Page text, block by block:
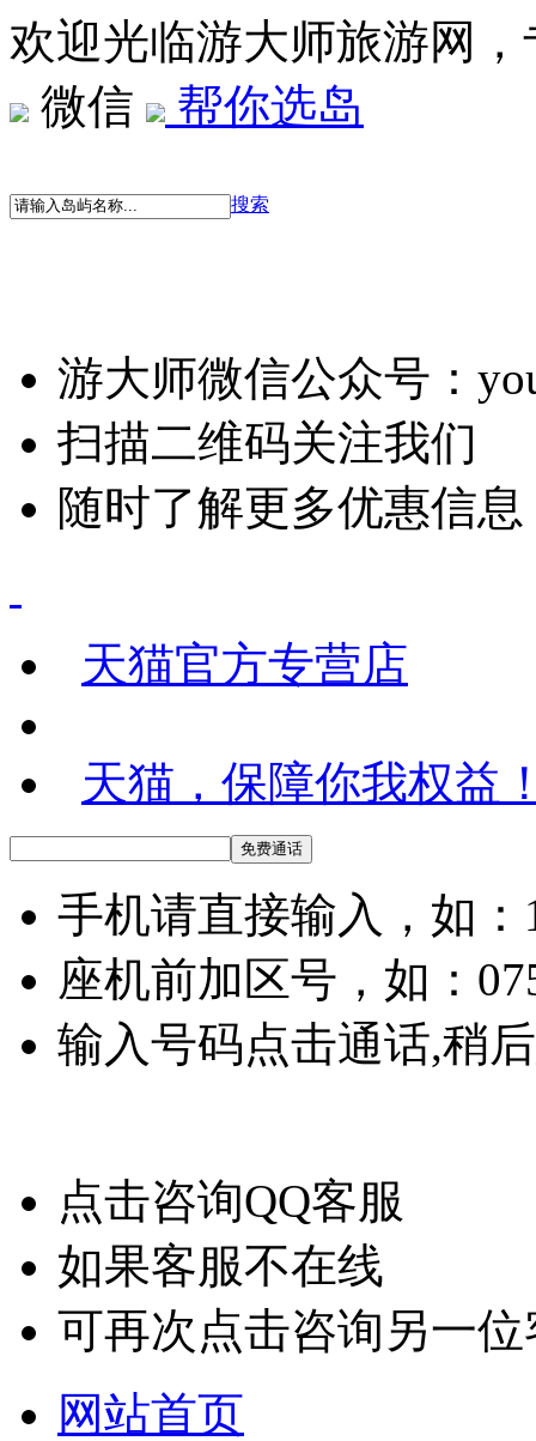
欢迎光临游大师旅游网
微信
帮你选岛
搜索
游大师微信公众号：
扫描二维码关注我们
随时了解更多优惠信息
天猫官方专营店
天猫，保障你我权益
手机请直接输入，如：
座机前加区号，如：
输入号码点击通话,稍
点击咨询QQ客服
如果客服不在线
可再次点击咨询另一位
网站首页